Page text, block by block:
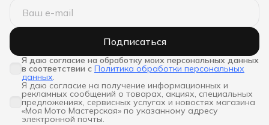
Подписаться
Я даю согласие на обработку моих персональных данных
в соответствии с Политика обработки персональных
данных
Я даю согласие на получение информационных и
рекламных сообщений о товарах, акциях, специальных
предложениях, сервисных услугах и новостях магазина
«Моя Мото Мастерская» по указанному адресу
электронной почты.